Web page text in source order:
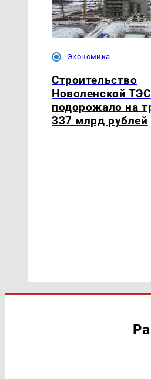
Экономика
Строительство
Новоленской ТЭС
подорожало на
337 млрд рублей